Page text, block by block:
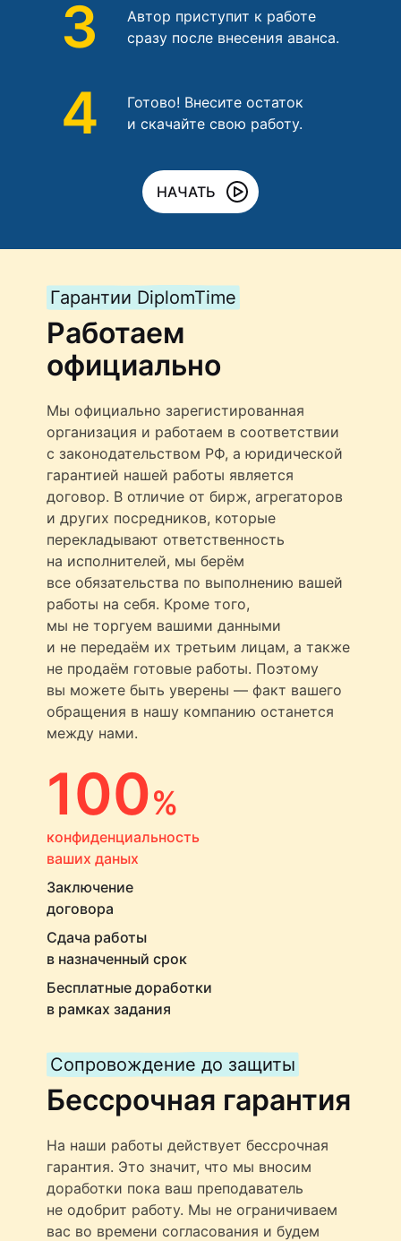
3
Автор приступит к работе
сразу после внесения аванса.
4
Готово! Внесите остаток
и скачайте свою работу.
НАЧАТЬ
Гарантии DiplomTime
Работаем
официально
Мы официально зарегистированная
организация и работаем в соответствии
с законодательством РФ, а юридической
гарантией нашей работы является
договор. В отличие от бирж, агрегаторов
и других посредников, которые
перекладывают ответственность
на исполнителей, мы берём
все обязательства по выполнению вашей
работы на себя. Кроме того,
мы не торгуем вашими данными
и не передаём их третьим лицам, а также
не продаём готовые работы. Поэтому
вы можете быть уверены — факт вашего
обращения в нашу компанию останется
между нами.
100%
конфиденциальность
ваших даных
Заключение
договора
Сдача работы
в назначенный срок
Бесплатные доработки
в рамках задания
Сопровождение до защиты
Бессрочная гарантия
На наши работы действует бессрочная
гарантия. Это значит, что мы вносим
доработки пока ваш преподаватель
не одобрит работу. Мы не ограничиваем
вас во времени согласования и будем